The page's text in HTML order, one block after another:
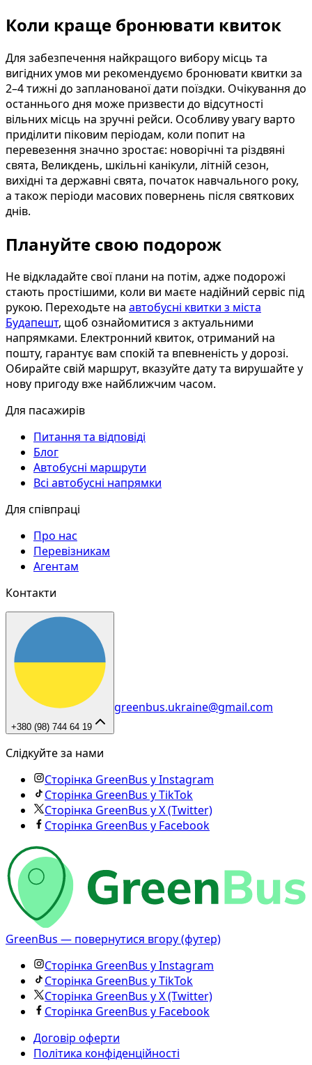
Коли краще бронювати квиток
Для забезпечення найкращого вибору місць та
вигідних умов ми рекомендуємо бронювати квитки за
2–4 тижні до запланованої дати поїздки. Очікування до
останнього дня може призвести до відсутності
вільних місць на зручні рейси. Особливу увагу варто
приділити піковим періодам, коли попит на
перевезення значно зростає: новорічні та різдвяні
свята, Великдень, шкільні канікули, літній сезон,
вихідні та державні свята, початок навчального року,
а також періоди масових повернень після святкових
днів.
Плануйте свою подорож
Не відкладайте свої плани на потім, адже подорожі
стають простішими, коли ви маєте надійний сервіс під
рукою. Переходьте на автобусні квитки з міста
Будапешт, щоб ознайомитися з актуальними
напрямками. Електронний квиток, отриманий на
пошту, гарантує вам спокій та впевненість у дорозі.
Обирайте свій маршрут, вказуйте дату та вирушайте у
нову пригоду вже найближчим часом.
Для пасажирів
Питання та відповіді
Блог
Автобусні маршрути
Всі автобусні напрямки
Для співпраці
Про нас
Перевізникам
Агентам
Контакти
+380 (98) 744 64 19
greenbus.ukraine@gmail.com
Слідкуйте за нами
Сторінка GreenBus у Instagram
Сторінка GreenBus у TikTok
Сторінка GreenBus у X (Twitter)
Сторінка GreenBus у Facebook
GreenBus — повернутися вгору (футер)
Сторінка GreenBus у Instagram
Сторінка GreenBus у TikTok
Сторінка GreenBus у X (Twitter)
Сторінка GreenBus у Facebook
Договір оферти
Політика конфіденційності